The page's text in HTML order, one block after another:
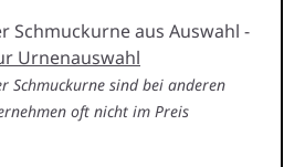
Schmuckurne aus Auswahl -
Urnenauswahl
Schmuckurne sind bei anderen
oft nicht im Preis